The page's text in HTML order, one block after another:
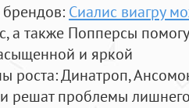
Сиалис виагру
а также Попперсы
и яркой
роста: Динатроп,
решат проблемы